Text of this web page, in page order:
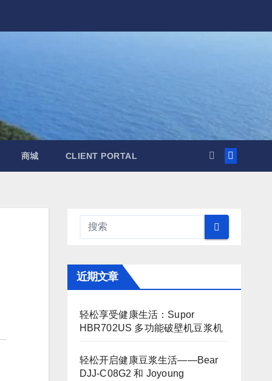
商城 CLIENT PORTAL
近期文章
轻松享受健康生活：Supor
HBR702US 多功能破壁机豆浆机
轻松开启健康豆浆生活——Bear
DJJ‑C08G2 和 Joyoung